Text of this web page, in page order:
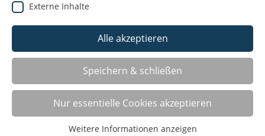
Angebote für: Tischtennis
Castrop-Rauxel
CVJM Castrop
Externe Inhalte
Alle akzeptieren
Speichern & schließen
Nur essentielle Cookies akzeptieren
Weitere Informationen anzeigen